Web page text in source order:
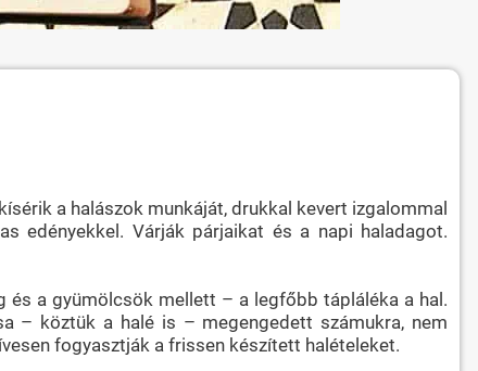
a halászok munkáját, drukkal kevert izgalommal
edényekkel. Várják párjaikat és a napi haladagot.
és a gyümölcsök mellett – a legfőbb tápláléka a hal.
– köztük a halé is – megengedett számukra, nem
fogyasztják a frissen készített halételeket.